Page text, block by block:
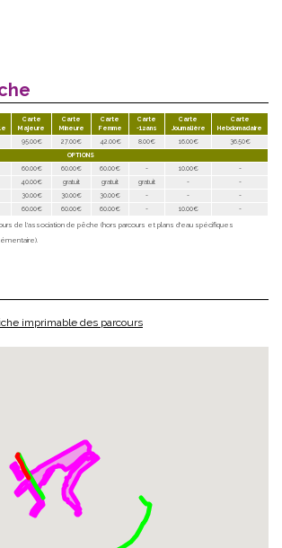
Carte
Majeure
Carte
Mineure
Carte
Femme
Carte
-12ans
Carte
Journalière
Carte
Hebdomadaire
95.00€ 27.00€ 42.00€ 8.00€ 16.00€
36.50€
OPTIONS
60.00€ 60.00€ 60.00€ - 10.00€
-
40.00€ gratuit gratuit gratuit -
-
30.00€ 30.00€ 30.00€ - -
-
60.00€ 60.00€ 60.00€ - 10.00€ -
de l'association de pêche (hors parcours et plans d'eau spécifiques
imprimable des parcours